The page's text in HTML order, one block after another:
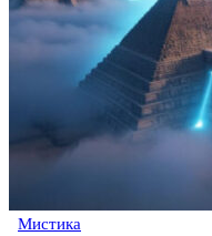
Мистика